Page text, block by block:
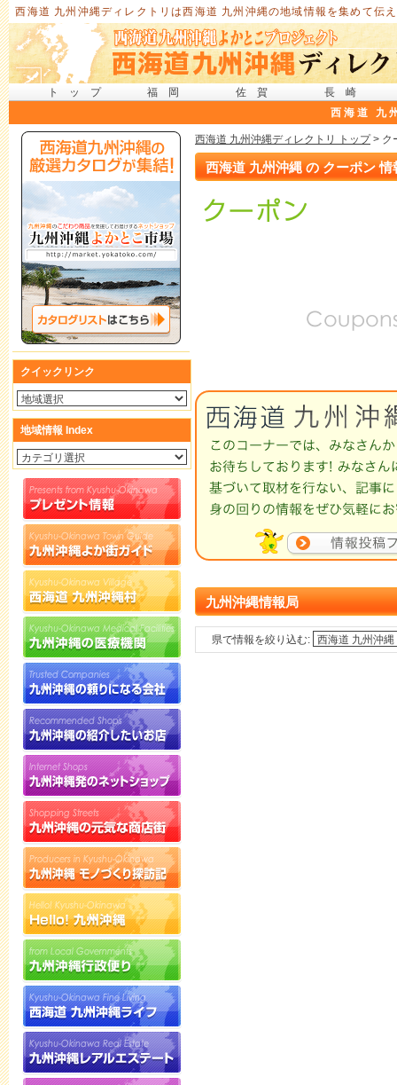
西海道 九州沖縄ディレクトリは西海道 九州沖縄の地域情報を集めて伝
トップ 福岡 佐賀
長崎
西海道 九
クイックリンク
地域情報 Index
西海道 九州沖縄ディレクトリ トップ> ク
西海道 九州沖縄 の クーポン 情
九州沖縄情報局
県で情報を絞り込む: